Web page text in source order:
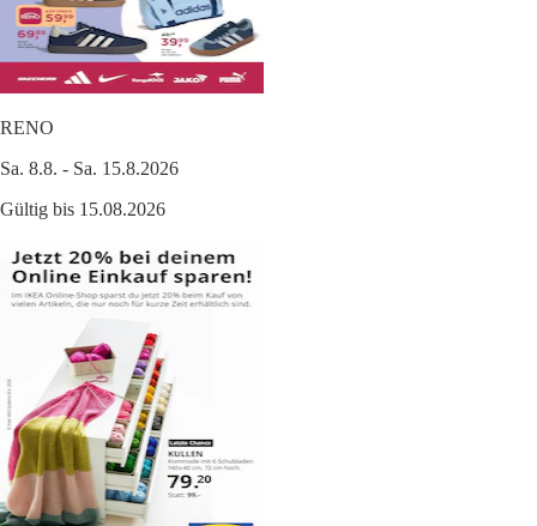
RENO
Sa. 8.8. - Sa. 15.8.2026
Gültig bis 15.08.2026